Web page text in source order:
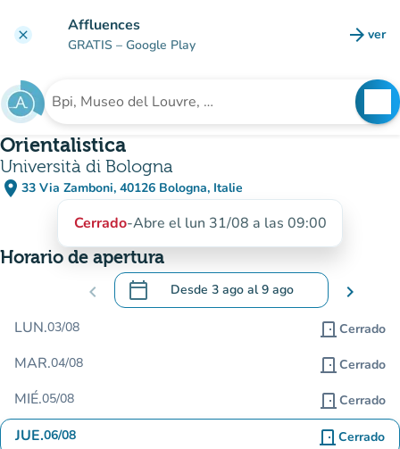
clear Affluences
GRATIS – Google Play arrow_forward ver
Buscar un establecimiento
Orientalistica
Università di Bologna
place 33 Via Zamboni, 40126 Bologna, Italie
(abrir en Google Maps)
(nueva pestaña)
Cerrado-Abre el lun 31/08 a las 09:00
Horario de apertura
chevron_left calendar_today Desde 3 ago al9 ago
.Abra el calendario para cambiar las
chevron_right
LUN.03/08 door_front Cerrado
MAR.04/08 door_front Cerrado
MIÉ.05/08 door_front Cerrado
JUE.06/08 door_front Cerrado